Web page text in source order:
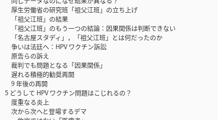
厚生労働省の研究班「祖父江班」の立ち上げ
「祖父江班」の結果
「祖父江班」のもう一つの結論：因果関係は判断できない
「名古屋スタディ」，「祖父江班」とは何だったのか
争いは法廷へ：HPV ワクチン訴訟
原告らの訴え
裁判でも問題となる「因果関係」
遅れる積極的勧奨再開
9 年後の再開
5 どうして HPV ワクチン問題はこじれるの？
度重なる炎上
次から次へと登場するデマ